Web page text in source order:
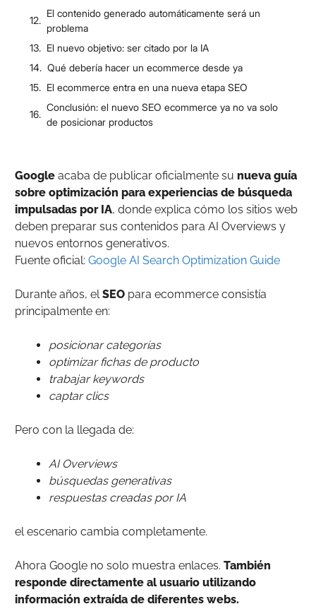
Google acaba de publicar oficialmente su nueva guía
sobre optimización para experiencias de búsqueda
impulsadas por IA, donde explica cómo los sitios web
deben preparar sus contenidos para AI Overviews y
nuevos entornos generativos.
Fuente oficial: Google AI Search Optimization Guide
Durante años, el SEO para ecommerce consistía
principalmente en:
posicionar categorías
optimizar fichas de producto
trabajar keywords
captar clics
Pero con la llegada de:
AI Overviews
búsquedas generativas
respuestas creadas por IA
el escenario cambia completamente.
Ahora Google no solo muestra enlaces. También
responde directamente al usuario utilizando
información extraída de diferentes webs.
El contenido generado automáticamente será un
problema
El nuevo objetivo: ser citado por la IA
Qué debería hacer un ecommerce desde ya
El ecommerce entra en una nueva etapa SEO
Conclusión: el nuevo SEO ecommerce ya no va solo
de posicionar productos